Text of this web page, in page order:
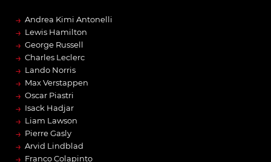
→ Andrea Kimi Antonelli
→ Lewis Hamilton
→ George Russell
→ Charles Leclerc
→ Lando Norris
→ Max Verstappen
→ Oscar Piastri
→ Isack Hadjar
→ Liam Lawson
→ Pierre Gasly
→ Arvid Lindblad
→ Franco Colapinto